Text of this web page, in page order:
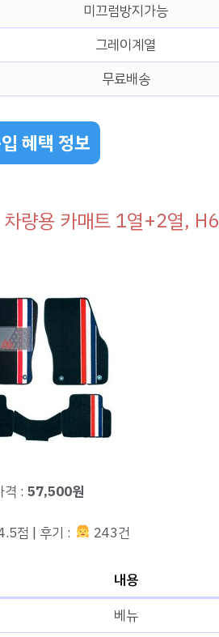
미끄럼방지가능
그레이계열
무료배송
혜택 정보
량용 카매트 1열+2열,
격 : 57,500원
점 | 후기 : 243건
내용
베뉴